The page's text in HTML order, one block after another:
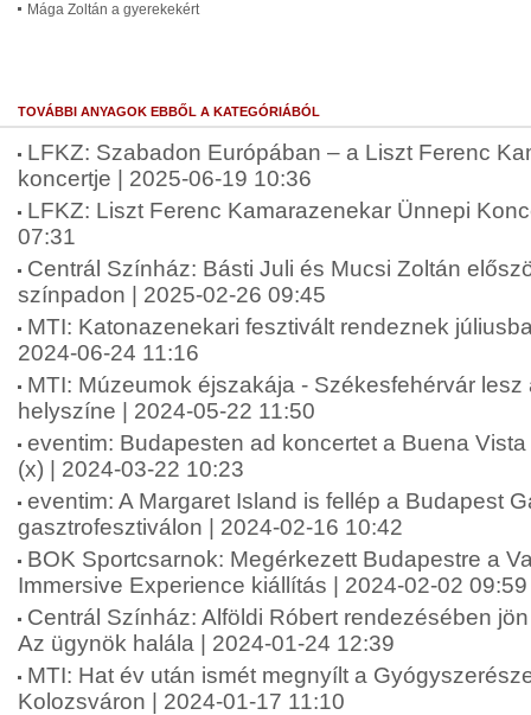
Mága Zoltán a gyerekekért
TOVÁBBI ANYAGOK EBBŐL A KATEGÓRIÁBÓL
LFKZ: Szabadon Európában – a Liszt Ferenc
koncertje | 2025-06-19 10:36
LFKZ: Liszt Ferenc Kamarazenekar Ünnepi
07:31
Centrál Színház: Básti Juli és Mucsi Zoltán
színpadon | 2025-02-26 09:45
MTI: Katonazenekari fesztivált rendeznek
2024-06-24 11:16
MTI: Múzeumok éjszakája - Székesfehérvár
helyszíne | 2024-05-22 11:50
eventim: Budapesten ad koncertet a Buena
(x) | 2024-03-22 10:23
eventim: A Margaret Island is fellép a Budapest
gasztrofesztiválon | 2024-02-16 10:42
BOK Sportcsarnok: Megérkezett Budapestre a
Immersive Experience kiállítás | 2024-02-02 09:59
Centrál Színház: Alföldi Róbert rendezésében
Az ügynök halála | 2024-01-24 12:39
MTI: Hat év után ismét megnyílt a
Kolozsváron | 2024-01-17 11:10